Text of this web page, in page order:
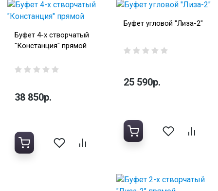
Буфет 4-х створчатый
"Констанция" прямой
38 850р.
Буфет угловой "Лиза-2"
25 590р.